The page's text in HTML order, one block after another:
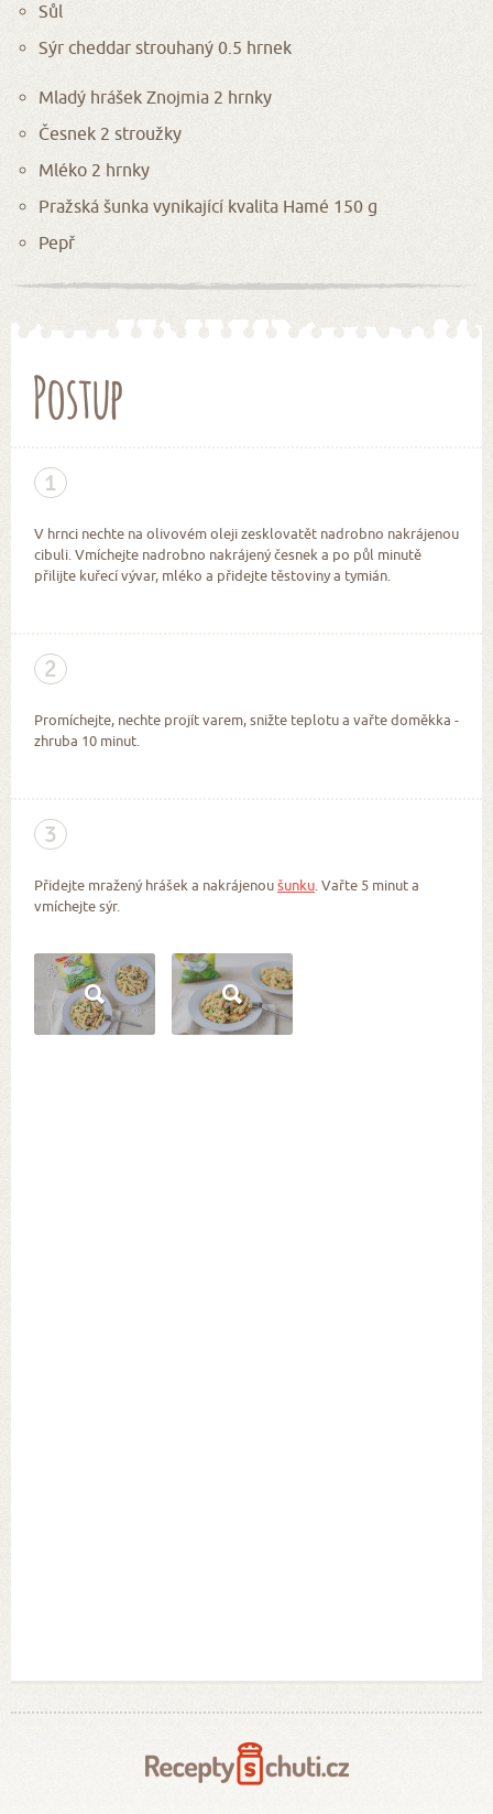
Sůl
Sýr cheddar strouhaný 0.5 hrnek
Mladý hrášek Znojmia 2 hrnky
Česnek 2 stroužky
Mléko 2 hrnky
Pražská šunka vynikající kvalita Hamé 150 g
Pepř
Postup
1
V hrnci nechte na olivovém oleji zesklovatět nadrobno nakrájenou
cibuli. Vmíchejte nadrobno nakrájený česnek a po půl minutě
přilijte kuřecí vývar, mléko a přidejte těstoviny a tymián.
2
Promíchejte, nechte projít varem, snižte teplotu a vařte doměkka -
zhruba 10 minut.
3
Přidejte mražený hrášek a nakrájenoušunku. Vařte 5 minut a
vmíchejte sýr.